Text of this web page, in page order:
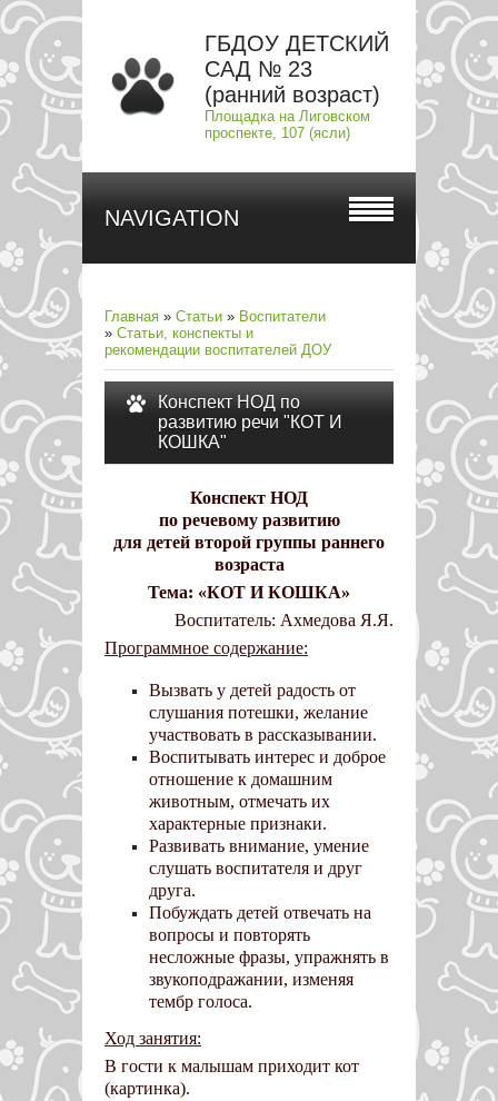
ГБДОУ ДЕТСКИЙ
САД № 23
(ранний возраст)
Площадка на Лиговском
проспекте, 107 (ясли)
NAVIGATION
Главная » Статьи » Воспитатели
» Статьи, конспекты и
рекомендации воспитателей ДОУ
Конспект НОД по
развитию речи "КОТ И
КОШКА"
Конспект НОД
по речевому развитию
для детей второй группы раннего
возраста
Тема: «КОТ И КОШКА»
Воспитатель: Ахмедова Я.Я.
Программное содержание:
Вызвать у детей радость от
слушания потешки, желание
участвовать в рассказывании.
Воспитывать интерес и доброе
отношение к домашним
животным, отмечать их
характерные признаки.
Развивать внимание, умение
слушать воспитателя и друг
друга.
Побуждать детей отвечать на
вопросы и повторять
несложные фразы, упражнять в
звукоподражании, изменяя
тембр голоса.
Ход занятия:
В гости к малышам приходит кот
(картинка).